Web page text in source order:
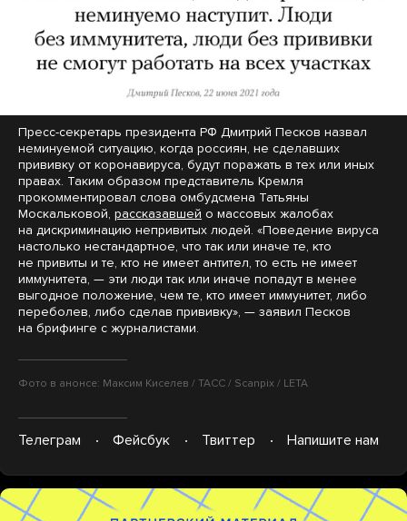
Пресс-секретарь президента РФ Дмитрий Песков назвал
неминуемой ситуацию, когда россиян, не сделавших
прививку от коронавируса, будут поражать в тех или иных
правах. Таким образом представитель Кремля
прокомментировал слова омбудсмена Татьяны
Москальковой, рассказавшей о массовых жалобах
на дискриминацию непривитых людей. «Поведение вируса
настолько нестандартное, что так или иначе те, кто
не привиты и те, кто не имеет антител, то есть не имеет
иммунитета, — эти люди так или иначе попадут в менее
выгодное положение, чем те, кто имеет иммунитет, либо
переболев, либо сделав прививку», — заявил Песков
на брифинге с журналистами.
Фото в анонсе: Максим Киселев / ТАСС / Scanpix / LETA
Телеграм Фейсбук Твиттер Напишите нам